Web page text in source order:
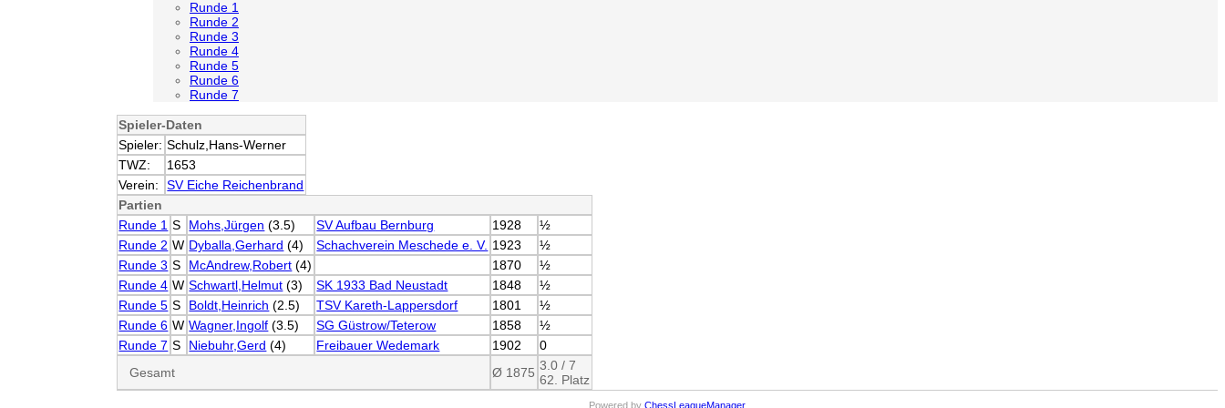
Runde 1
Runde 2
Runde 3
Runde 4
Runde 5
Runde 6
Runde 7
Spieler-Daten
Spieler: Schulz,Hans-Werner
TWZ:
1653
Verein:
SV Eiche Reichenbrand
Partien
Runde 1 S Mohs,Jürgen (3.5) SV Aufbau Bernburg 1928
½
Runde 2 W Dyballa,Gerhard (4) Schachverein Meschede e. V. 1923
½
Runde 3 S McAndrew,Robert (4) 1870
½
Runde 4 W Schwartl,Helmut (3) SK 1933 Bad Neustadt 1848
½
Runde 5 S Boldt,Heinrich (2.5) TSV Kareth-Lappersdorf 1801
½
Runde 6 W Wagner,Ingolf (3.5) SG Güstrow/Teterow 1858
½
Runde 7 S Niebuhr,Gerd (4) Freibauer Wedemark 1902
0
Gesamt
Ø 1875 3.0 / 7
62. Platz
Powered by ChessLeagueManager